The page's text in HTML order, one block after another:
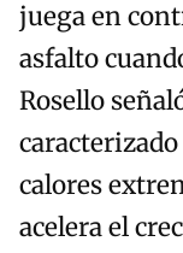
juega en
asfalto
Rosello
calores
acelera el